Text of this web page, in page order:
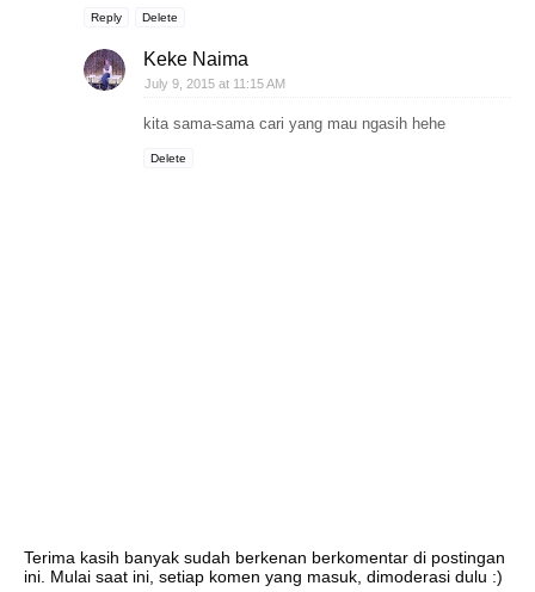
Reply Delete
Keke Naima
July 9, 2015 at 11:15 AM
kita sama-sama cari yang mau ngasih hehe
Delete
Terima kasih banyak sudah berkenan berkomentar di postingan
ini. Mulai saat ini, setiap komen yang masuk, dimoderasi dulu :)